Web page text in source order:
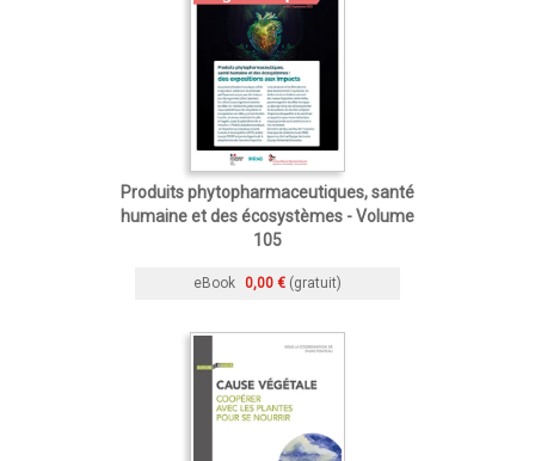
Produits phytopharmaceutiques, santé
humaine et des écosystèmes - Volume
105
eBook 0,00 € (gratuit)